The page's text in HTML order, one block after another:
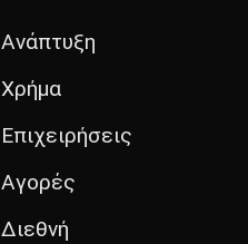
Ανάπτυξη
Χρήμα
Επιχειρήσεις
Αγορές
Διεθνή